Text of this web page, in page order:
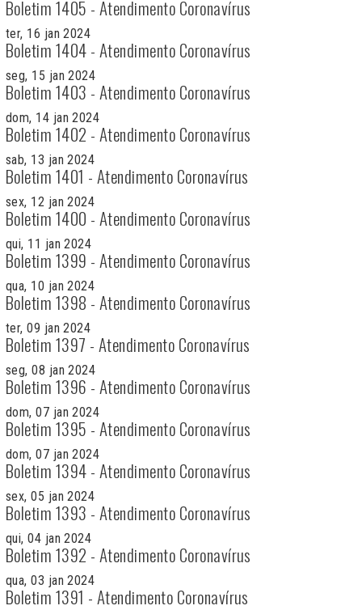
Boletim 1405 - Atendimento Coronavírus
ter, 16 jan 2024
Boletim 1404 - Atendimento Coronavírus
seg, 15 jan 2024
Boletim 1403 - Atendimento Coronavírus
dom, 14 jan 2024
Boletim 1402 - Atendimento Coronavírus
sab, 13 jan 2024
Boletim 1401 - Atendimento Coronavírus
sex, 12 jan 2024
Boletim 1400 - Atendimento Coronavírus
qui, 11 jan 2024
Boletim 1399 - Atendimento Coronavírus
qua, 10 jan 2024
Boletim 1398 - Atendimento Coronavírus
ter, 09 jan 2024
Boletim 1397 - Atendimento Coronavírus
seg, 08 jan 2024
Boletim 1396 - Atendimento Coronavírus
dom, 07 jan 2024
Boletim 1395 - Atendimento Coronavírus
dom, 07 jan 2024
Boletim 1394 - Atendimento Coronavírus
sex, 05 jan 2024
Boletim 1393 - Atendimento Coronavírus
qui, 04 jan 2024
Boletim 1392 - Atendimento Coronavírus
qua, 03 jan 2024
Boletim 1391 - Atendimento Coronavírus